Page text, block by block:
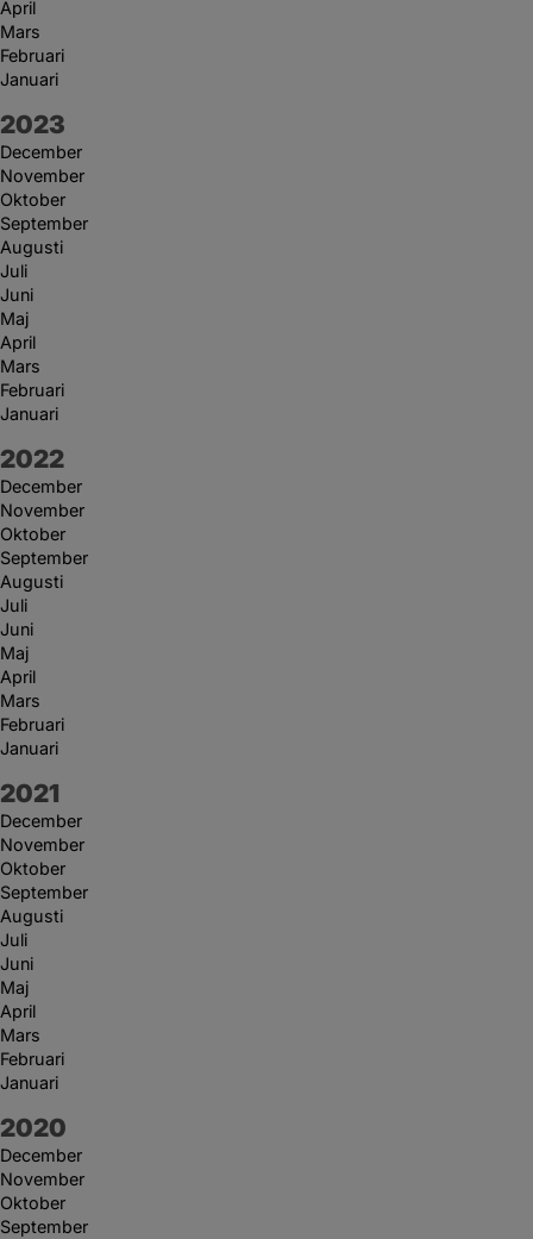
April
Mars
Februari
Januari
År:
2023
December
November
Oktober
September
Augusti
Juli
Juni
Maj
April
Mars
Februari
Januari
År:
2022
December
November
Oktober
September
Augusti
Juli
Juni
Maj
April
Mars
Februari
Januari
År:
2021
December
November
Oktober
September
Augusti
Juli
Juni
Maj
April
Mars
Februari
Januari
År:
2020
December
November
Oktober
September